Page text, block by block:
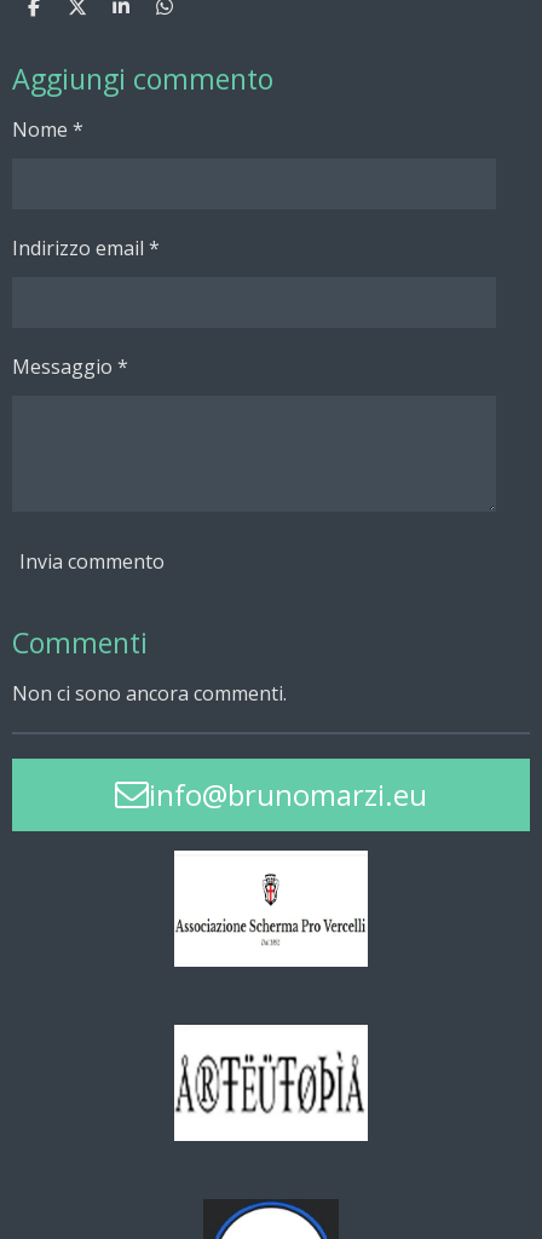
C
d
i
i
C
d
i
i
C
d
i
C
d
i
Aggiungi commento
Nome *
Indirizzo email *
Messaggio *
Invia commento
Commenti
Non ci sono ancora commenti.
info@brunomarzi.eu